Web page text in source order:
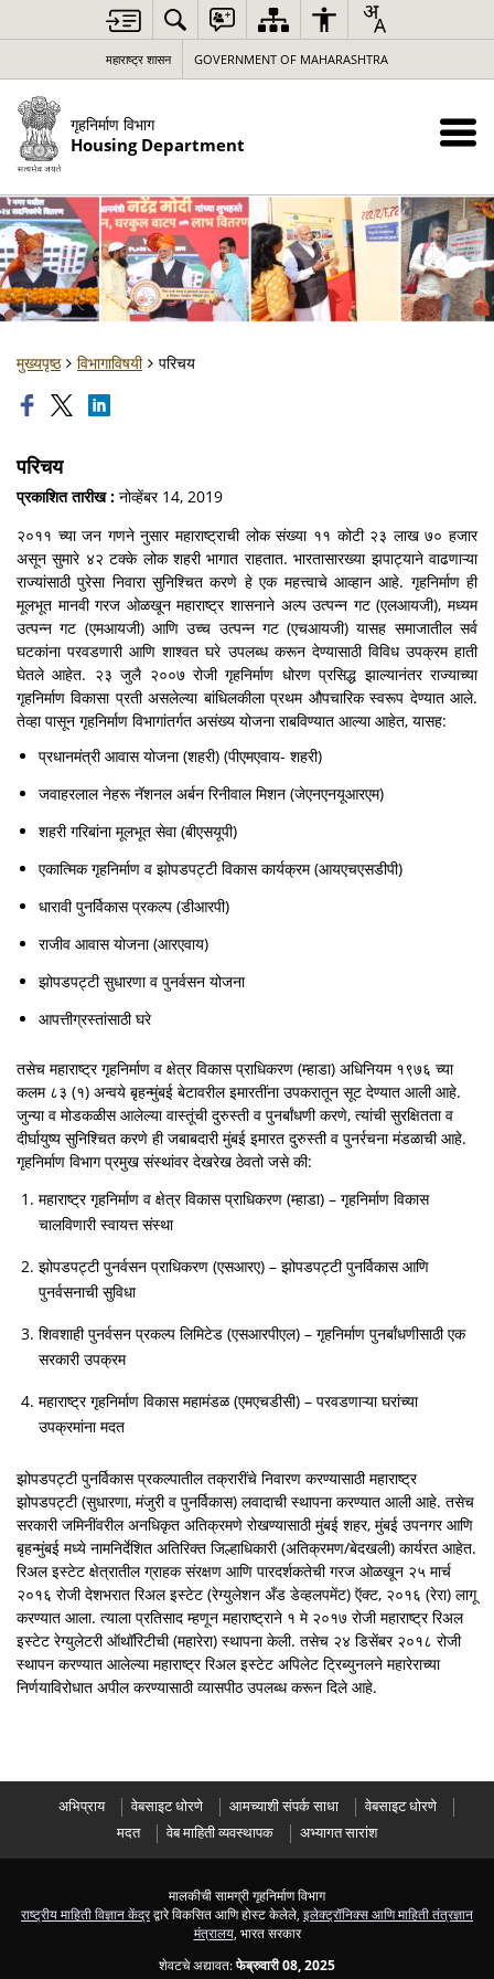
महाराष्ट्र शासन GOVERNMENT OF MAHARASHTRA
गृहनिर्माण विभाग
Housing Department
मुख्यपृष्ठ विभागाविषयी परिचय
परिचय
प्रकाशित तारीख : नोव्हेंबर 14, 2019
२०११ च्या जन गणने नुसार महाराष्ट्राची लोक संख्या ११ कोटी २३ लाख ७० हजार
असून सुमारे ४२ टक्के लोक शहरी भागात राहतात. भारतासारख्या झपाट्याने वाढणाऱ्या
राज्यांसाठी पुरेसा निवारा सुनिश्चित करणे हे एक महत्त्वाचे आव्हान आहे. गृहनिर्माण ही
मूलभूत मानवी गरज ओळखून महाराष्ट्र शासनाने अल्प उत्पन्न गट (एलआयजी), मध्यम
उत्पन्न गट (एमआयजी) आणि उच्च उत्पन्न गट (एचआयजी) यासह समाजातील सर्व
घटकांना परवडणारी आणि शाश्वत घरे उपलब्ध करून देण्यासाठी विविध उपक्रम हाती
घेतले आहेत. २३ जुलै २००७ रोजी गृहनिर्माण धोरण प्रसिद्ध झाल्यानंतर राज्याच्या
गृहनिर्माण विकासा प्रती असलेल्या बांधिलकीला प्रथम औपचारिक स्वरूप देण्यात आले.
तेव्हा पासून गृहनिर्माण विभागांतर्गत असंख्य योजना राबविण्यात आल्या आहेत, यासह:
प्रधानमंत्री आवास योजना (शहरी) (पीएमएवाय- शहरी)
जवाहरलाल नेहरू नॅशनल अर्बन रिनीवाल मिशन (जेएनएनयूआरएम)
शहरी गरिबांना मूलभूत सेवा (बीएसयूपी)
एकात्मिक गृहनिर्माण व झोपडपट्टी विकास कार्यक्रम (आयएचएसडीपी)
धारावी पुनर्विकास प्रकल्प (डीआरपी)
राजीव आवास योजना (आरएवाय)
झोपडपट्टी सुधारणा व पुनर्वसन योजना
आपत्तीग्रस्तांसाठी घरे
तसेच महाराष्ट्र गृहनिर्माण व क्षेत्र विकास प्राधिकरण (म्हाडा) अधिनियम १९७६ च्या
कलम ८३ (१) अन्वये बृहन्मुंबई बेटावरील इमारतींना उपकरातून सूट देण्यात आली आहे.
जुन्या व मोडकळीस आलेल्या वास्तूंची दुरुस्ती व पुनर्बांधणी करणे, त्यांची सुरक्षितता व
दीर्घायुष्य सुनिश्चित करणे ही जबाबदारी मुंबई इमारत दुरुस्ती व पुनर्रचना मंडळाची आहे.
गृहनिर्माण विभाग प्रमुख संस्थांवर देखरेख ठेवतो जसे की:
महाराष्ट्र गृहनिर्माण व क्षेत्र विकास प्राधिकरण (म्हाडा) – गृहनिर्माण विकास
चालविणारी स्वायत्त संस्था
झोपडपट्टी पुनर्वसन प्राधिकरण (एसआरए) – झोपडपट्टी पुनर्विकास आणि
पुनर्वसनाची सुविधा
शिवशाही पुनर्वसन प्रकल्प लिमिटेड (एसआरपीएल) – गृहनिर्माण पुनर्बांधणीसाठी एक
सरकारी उपक्रम
महाराष्ट्र गृहनिर्माण विकास महामंडळ (एमएचडीसी) – परवडणाऱ्या घरांच्या
उपक्रमांना मदत
झोपडपट्टी पुनर्विकास प्रकल्पातील तक्रारींचे निवारण करण्यासाठी महाराष्ट्र
झोपडपट्टी (सुधारणा, मंजुरी व पुनर्विकास) लवादाची स्थापना करण्यात आली आहे. तसेच
सरकारी जमिनींवरील अनधिकृत अतिक्रमणे रोखण्यासाठी मुंबई शहर, मुंबई उपनगर आणि
बृहन्मुंबई मध्ये नामनिर्देशित अतिरिक्त जिल्हाधिकारी (अतिक्रमण/बेदखली) कार्यरत आहेत.
रिअल इस्टेट क्षेत्रातील ग्राहक संरक्षण आणि पारदर्शकतेची गरज ओळखून २५ मार्च
२०१६ रोजी देशभरात रिअल इस्टेट (रेग्युलेशन अँड डेव्हलपमेंट) ऍक्ट, २०१६ (रेरा) लागू
करण्यात आला. त्याला प्रतिसाद म्हणून महाराष्ट्राने १ मे २०१७ रोजी महाराष्ट्र रिअल
इस्टेट रेग्युलेटरी ऑथॉरिटीची (महारेरा) स्थापना केली. तसेच २४ डिसेंबर २०१८ रोजी
स्थापन करण्यात आलेल्या महाराष्ट्र रिअल इस्टेट अपिलेट ट्रिब्युनलने महारेराच्या
निर्णयाविरोधात अपील करण्यासाठी व्यासपीठ उपलब्ध करून दिले आहे.
अभिप्राय वेबसाइट धोरणे आमच्याशी संपर्क साधा
वेबसाइट धोरणे
मदत
वेब माहिती व्यवस्थापक अभ्यागत सारांश
मालकीची सामग्री गृहनिर्माण विभाग
राष्ट्रीय माहिती विज्ञान केंद्रद्वारे विकसित आणि होस्ट केलेले, इलेक्ट्रॉनिक्स आणि माहिती तंत्रज्ञान
मंत्रालय, भारत सरकार
शेवटचे अद्यावत:फेब्रुवारी 08, 2025